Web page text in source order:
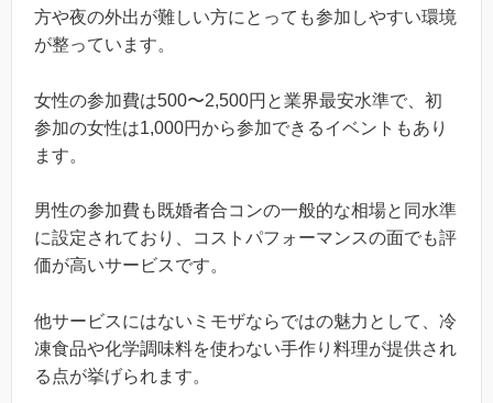
方や夜の外出が難しい方にとっても参加しやすい環境
が整っています。
女性の参加費は500〜2,500円と業界最安水準で、初
参加の女性は1,000円から参加できるイベントもあり
ます。
男性の参加費も既婚者合コンの一般的な相場と同水準
に設定されており、コストパフォーマンスの面でも評
価が高いサービスです。
他サービスにはないミモザならではの魅力として、冷
凍食品や化学調味料を使わない手作り料理が提供され
る点が挙げられます。